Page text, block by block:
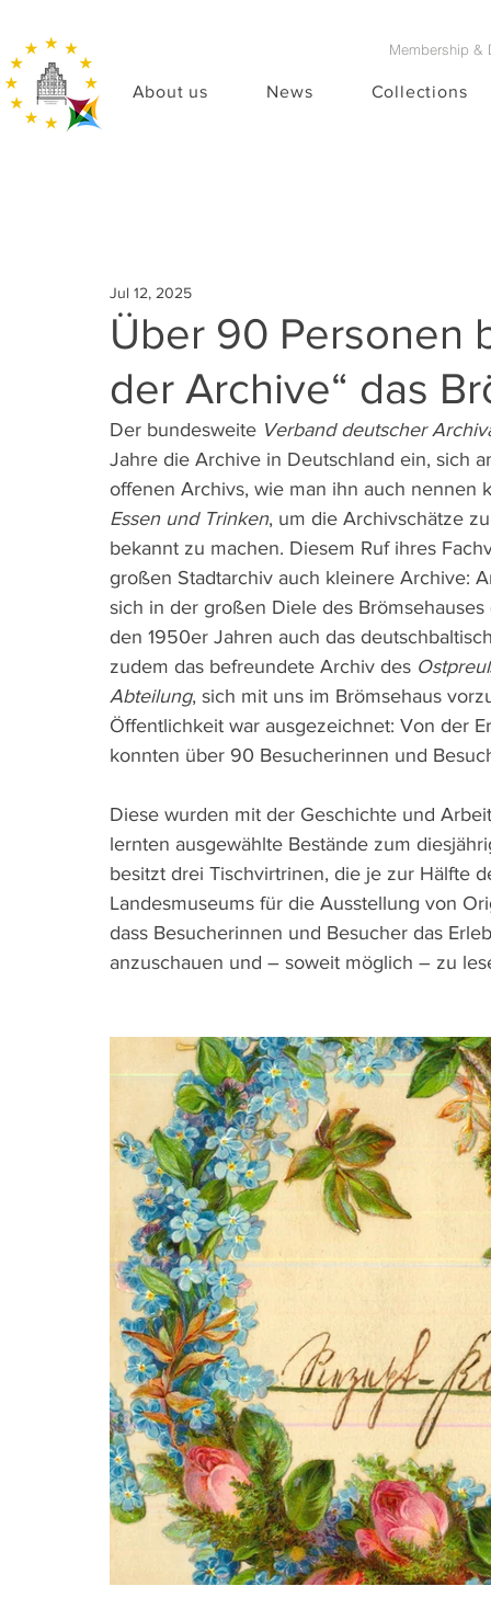
About us News Collections
Membership &
Über 90 Personen
der Archive“ das
Jul 12, 2025
Der bundesweite Verband deutscher
Jahre die Archive in Deutschland ein, sich
offenen Archivs, wie man ihn auch nennen
Essen und Trinken, um die Archivschätze
bekannt zu machen. Diesem Ruf ihres
großen Stadtarchiv auch kleinere Archive:
sich in der großen Diele des
den 1950er Jahren auch das
zudem das befreundete Archiv des
Abteilung, sich mit uns im Brömsehaus
Öffentlichkeit war ausgezeichnet: Von der
konnten über 90 Besucherinnen und
Diese wurden mit der Geschichte und
lernten ausgewählte Bestände zum
besitzt drei Tischvirtrinen, die je zur Hälfte
Landesmuseums für die Ausstellung von
dass Besucherinnen und Besucher das
anzuschauen und – soweit möglich – zu